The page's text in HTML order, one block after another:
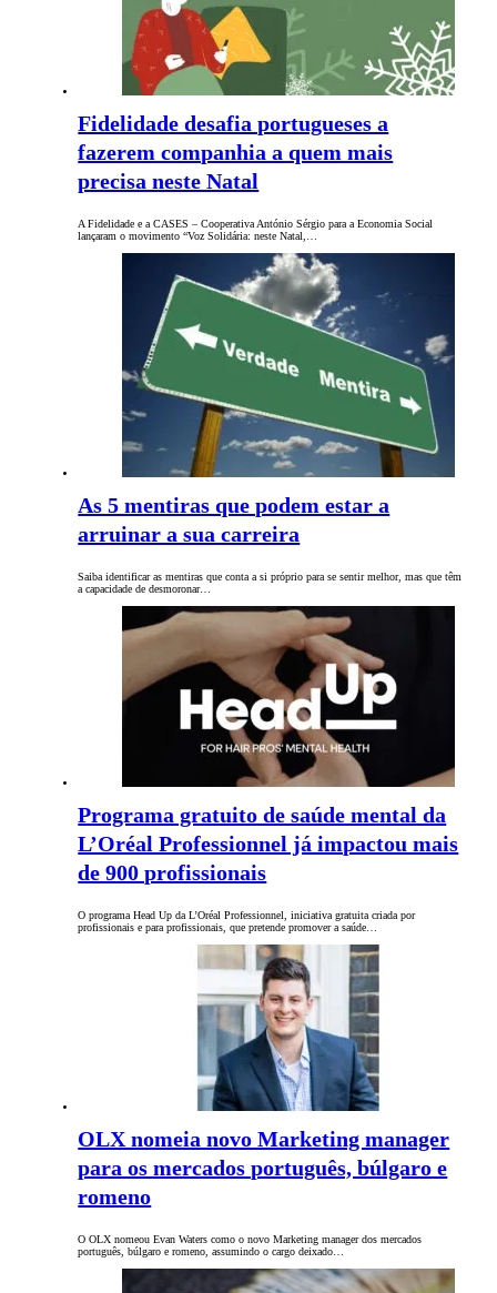
Fidelidade desafia portugueses a
fazerem companhia a quem mais
precisa neste Natal
A Fidelidade e a CASES – Cooperativa António Sérgio para a Economia Social
lançaram o movimento “Voz Solidária: neste Natal,…
As 5 mentiras que podem estar a
arruinar a sua carreira
Saiba identificar as mentiras que conta a si próprio para se sentir melhor, mas que têm
a capacidade de desmoronar…
Programa gratuito de saúde mental da
L’Oréal Professionnel já impactou mais
de 900 profissionais
O programa Head Up da L’Oréal Professionnel, iniciativa gratuita criada por
profissionais e para profissionais, que pretende promover a saúde…
OLX nomeia novo Marketing manager
para os mercados português, búlgaro e
romeno
O OLX nomeou Evan Waters como o novo Marketing manager dos mercados
português, búlgaro e romeno, assumindo o cargo deixado…